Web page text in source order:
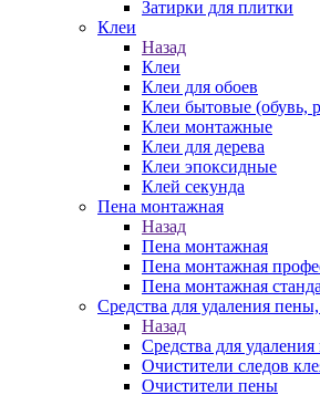
Затирки для плитки
Клеи
Назад
Клеи
Клеи для обоев
Клеи бытовые (обувь,
Клеи монтажные
Клеи для дерева
Клеи эпоксидные
Клей секунда
Пена монтажная
Назад
Пена монтажная
Пена монтажная
Пена монтажная
Средства для удаления
Назад
Средства для
Очистители следов
Очистители пены